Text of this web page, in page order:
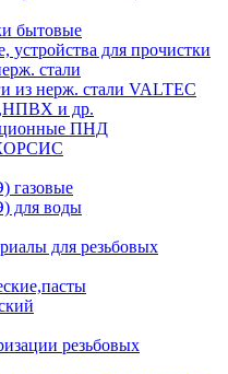
бытовые
устройства для прочистки
стали
из нерж. стали VALTEC
и др.
ПНД
для воды
для резьбовых
резьбовых